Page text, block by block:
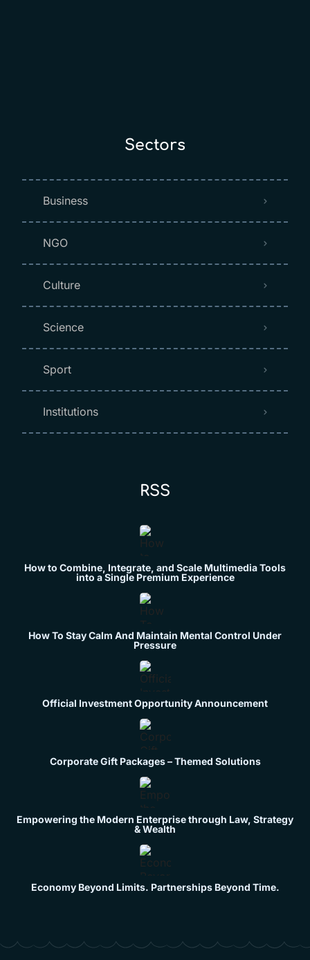
Sectors
Business
NGO
Culture
Science
Sport
Institutions
RSS
How to Combine, Integrate, and Scale Multimedia Tools
into a Single Premium Experience
How To Stay Calm And Maintain Mental Control Under
Pressure
Official Investment Opportunity Announcement
Corporate Gift Packages – Themed Solutions
Empowering the Modern Enterprise through Law, Strategy
& Wealth
Economy Beyond Limits. Partnerships Beyond Time.